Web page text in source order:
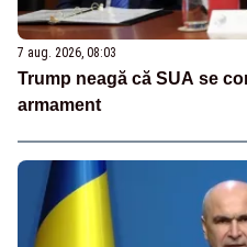
7 aug. 2026, 08:03
Trump neagă că SUA se
armament